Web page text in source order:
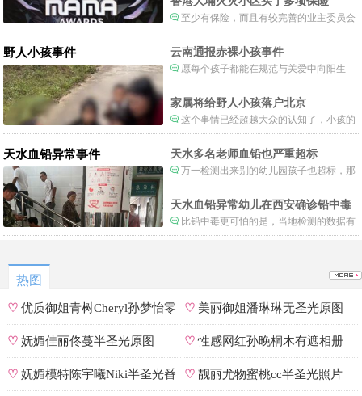
至少有保险，而且有较完善的业主委员会
制度。
野人小孩事件 云南通报赤裸小孩事件
愿每个孩子都能在规范与关爱中向阳生
家属将给野人小孩落户北京
这个事情已经超越大众的认知了，小孩的
形体和状态已经畸形了，得尽快送医。
天水血铅异常事件 天水多名老师血铅也严重超标
万一检测出来别的幼儿园孩子也超标，那
天水血铅异常幼儿在西安确诊铅中毒
比铅中毒更可怕的是，当地检测的数据有
可能被造假。
热图
♡优质御姐青树Cheryl孙梦怡零
遮罩私拍
♡ 美丽御姐潘琳琳无圣光原图
♡妩媚佳丽佟蔓半圣光原图 ♡性感网红孙晚桐木有遮相册
♡妩媚模特陈宇曦Niki半圣光番 ♡ 靓丽尤物蜜桃cc半圣光照片